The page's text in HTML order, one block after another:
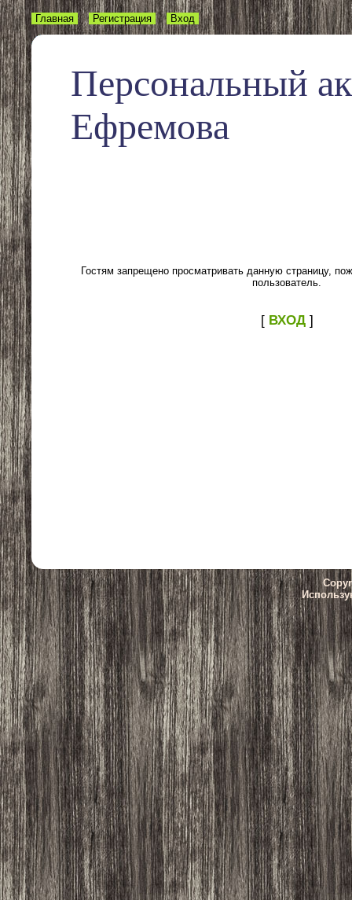
Персональный
Ефремова
Главная Регистрация Вход
Гостям запрещено просматривать данную страницу,
пользователь.
[ ВХОД]